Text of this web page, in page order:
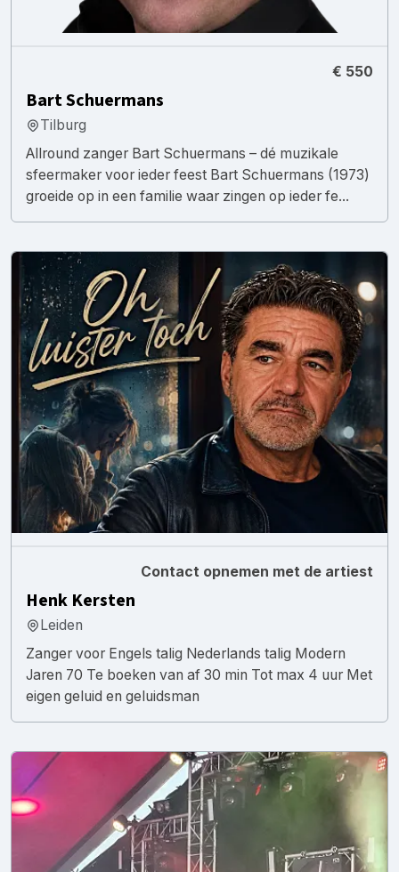
€ 550
Bart Schuermans
Tilburg
Allround zanger Bart Schuermans – dé muzikale
sfeermaker voor ieder feest Bart Schuermans (1973)
groeide op in een familie waar zingen op ieder fe...
Contact opnemen met de artiest
Henk Kersten
Leiden
Zanger voor Engels talig Nederlands talig Modern
Jaren 70 Te boeken van af 30 min Tot max 4 uur Met
eigen geluid en geluidsman